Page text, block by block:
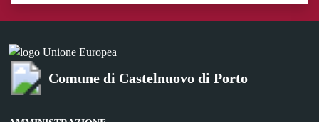
Comune di Castelnuovo di Porto